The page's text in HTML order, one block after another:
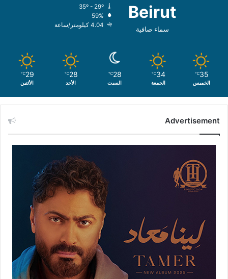
Beirut
سماء صافية
59%
4.04 كيلومتر/ساعة
35
℃
الخميس
34
℃
الجمعة
28
℃
السبت
28
℃
الأحد
29
℃
الأثنين
Advertisement